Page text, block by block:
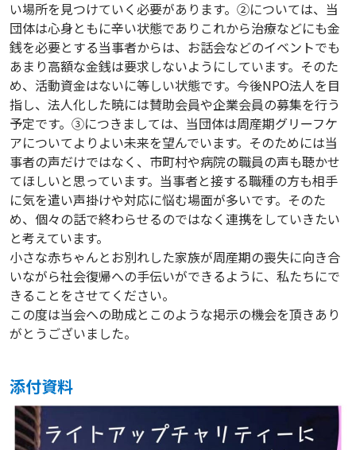
い場所を見つけていく必要があります。②については、当
団体は心身ともに辛い状態でありこれから治療などにも金
銭を必要とする当事者からは、お話会などのイベントでも
あまり高額な金銭は要求しないようにしています。そのた
め、活動資金はないに等しい状態です。今後NPO法人を目
指し、法人化した暁には賛助会員や企業会員の募集を行う
予定です。③につきましては、当団体は周産期グリーフケ
アについてよりよい未来を望んでいます。そのためには当
事者の声だけではなく、市町村や病院の職員の声も聴かせ
てほしいと思っています。当事者と接する職種の方も相手
に気を遣い声掛けや対応に悩む場面が多いです。そのた
め、個々の話で終わらせるのではなく連携をしていきたい
と考えています。
小さな赤ちゃんとお別れした家族が周産期の喪失に向き合
いながら社会復帰への手伝いができるように、私たちにで
きることをさせてください。
この度は当会への助成とこのような掲示の機会を頂きあり
がとうございました。
添付資料